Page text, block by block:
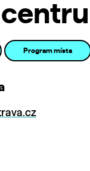
Program místa